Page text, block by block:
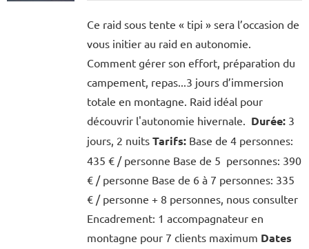
Ce raid sous tente « tipi » sera l’occasion de
vous initier au raid en autonomie.
Comment gérer son effort, préparation du
campement, repas...3 jours d’immersion
totale en montagne. Raid idéal pour
découvrir l'autonomie hivernale.
Durée:3
jours, 2 nuits Tarifs:Base de 4 personnes:
435 € / personne Base de 5 personnes: 390
€ / personne Base de 6 à 7 personnes: 335
€ / personne + 8 personnes, nous consulter
Encadrement: 1 accompagnateur en
montagne pour 7 clients maximum Dates